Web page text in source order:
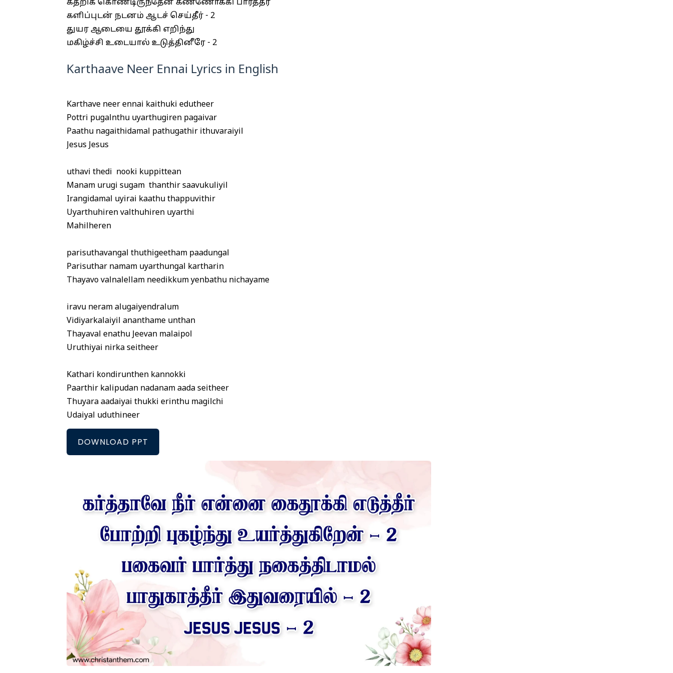
கதறிக் கொண்டிருந்தேன் கண்ணோக்கி பார்த்தீர்
களிப்புடன் நடனம் ஆடச் செய்தீர் - 2
துயர ஆடையை தூக்கி எறிந்து
மகிழ்ச்சி உடையால் உடுத்தினீரே - 2
Karthaave Neer Ennai Lyrics in English
Karthave neer ennai kaithuki edutheer
Pottri pugalnthu uyarthugiren pagaivar
Paathu nagaithidamal pathugathir ithuvaraiyil
Jesus Jesus
uthavi thedi nooki kuppittean
Manam urugi sugam thanthir saavukuliyil
Irangidamal uyirai kaathu thappuvithir
Uyarthuhiren valthuhiren uyarthi
Mahilheren
parisuthavangal thuthigeetham paadungal
Parisuthar namam uyarthungal kartharin
Thayavo valnalellam needikkum yenbathu nichayame
iravu neram alugaiyendralum
Vidiyarkalaiyil ananthame unthan
Thayaval enathu Jeevan malaipol
Uruthiyai nirka seitheer
Kathari kondirunthen kannokki
Paarthir kalipudan nadanam aada seitheer
Thuyara aadaiyai thukki erinthu magilchi
Udaiyal uduthineer
DOWNLOAD PPT